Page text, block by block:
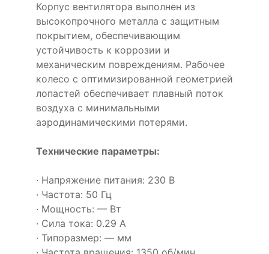
Корпус вентилятора выполнен из
высокопрочного металла с защитным
покрытием, обеспечивающим
устойчивость к коррозии и
механическим повреждениям. Рабочее
колесо с оптимизированной геометрией
лопастей обеспечивает плавный поток
воздуха с минимальными
аэродинамическими потерями.
Технические параметры:
· Напряжение питания: 230 В
· Частота: 50 Гц
· Мощность: — Вт
· Сила тока: 0.29 А
· Типоразмер: — мм